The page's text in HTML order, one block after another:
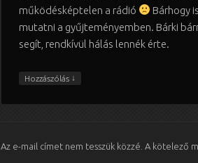
működésképtelen a rádió
Bárhogy
mutatni a gyűjteményemben. Bárki
segít, rendkívül hálás lennék érte.
Hozzászólás ↓
Az e-mail címet nem tesszük közzé. A kötelező